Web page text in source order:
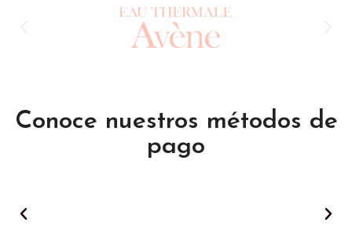
Conoce nuestros métodos de
pago